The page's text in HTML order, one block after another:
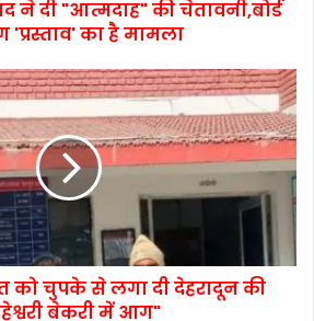
ने दी "आत्मदाह" की चेतावनी,बोर्ड
'प्रस्ताव' का है मामला
को चुपके से लगा दी देहरादून की
बेकरी में आग"